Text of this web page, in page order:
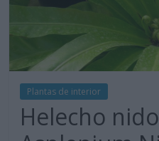
Plantas de interior
Helecho